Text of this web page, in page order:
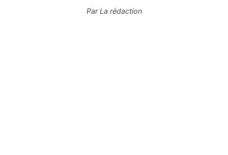
ParLa rédaction